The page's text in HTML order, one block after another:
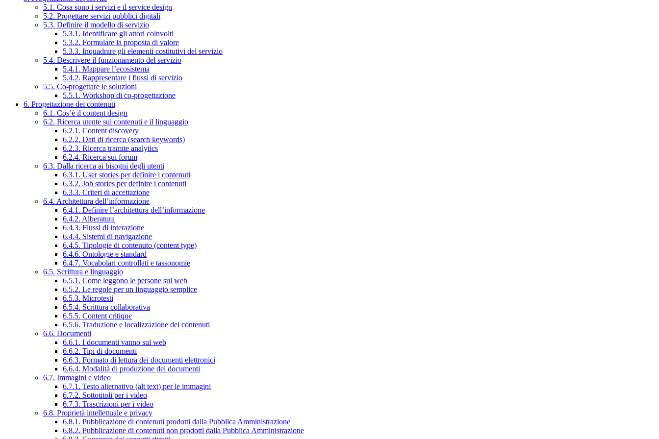
5.1. Cosa sono i servizi e il service design
5.2. Progettare servizi pubblici digitali
5.3. Definire il modello di servizio
5.3.1. Identificare gli attori coinvolti
5.3.2. Formulare la proposta di valore
5.3.3. Inquadrare gli elementi costitutivi del servizio
5.4. Descrivere il funzionamento del servizio
5.4.1. Mappare l’ecosistema
5.4.2. Rappresentare i flussi di servizio
5.5. Co-progettare le soluzioni
5.5.1. Workshop di co-progettazione
6. Progettazione dei contenuti
6.1. Cos’è il content design
6.2. Ricerca utente sui contenuti e il linguaggio
6.2.1. Content discovery
6.2.2. Dati di ricerca (search keywords)
6.2.3. Ricerca tramite analytics
6.2.4. Ricerca sui forum
6.3. Dalla ricerca ai bisogni degli utenti
6.3.1. User stories per definire i contenuti
6.3.2. Job stories per definire i contenuti
6.3.3. Criteri di accettazione
6.4. Architettura dell’informazione
6.4.1. Definire l’architettura dell’informazione
6.4.2. Alberatura
6.4.3. Flussi di interazione
6.4.4. Sistemi di navigazione
6.4.5. Tipologie di contenuto (content type)
6.4.6. Ontologie e standard
6.4.7. Vocabolari controllati e tassonomie
6.5. Scrittura e linguaggio
6.5.1. Come leggono le persone sul web
6.5.2. Le regole per un linguaggio semplice
6.5.3. Microtesti
6.5.4. Scrittura collaborativa
6.5.5. Content critique
6.5.6. Traduzione e localizzazione dei contenuti
6.6. Documenti
6.6.1. I documenti vanno sul web
6.6.2. Tipi di documenti
6.6.3. Formato di lettura dei documenti elettronici
6.6.4. Modalità di produzione dei documenti
6.7. Immagini e video
6.7.1. Testo alternativo (alt text) per le immagini
6.7.2. Sottotitoli per i video
6.7.3. Trascrizioni per i video
6.8. Proprietà intellettuale e privacy
6.8.1. Pubblicazione di contenuti prodotti dalla Pubblica Amministrazione
6.8.2. Pubblicazione di contenuti non prodotti dalla Pubblica Amministrazione